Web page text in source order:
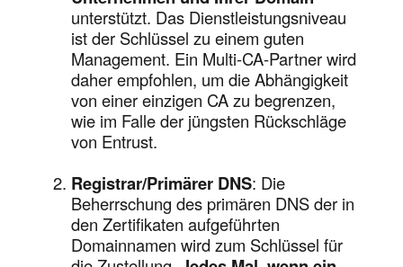
unterstützt. Das Dienstleistungsniveau
ist der Schlüssel zu einem guten
Management. Ein Multi-CA-Partner wird
daher empfohlen, um die Abhängigkeit
von einer einzigen CA zu begrenzen,
wie im Falle der jüngsten Rückschläge
von Entrust.
Registrar/Primärer DNS: Die
Beherrschung des primären DNS der in
den Zertifikaten aufgeführten
Domainnamen wird zum Schlüssel für